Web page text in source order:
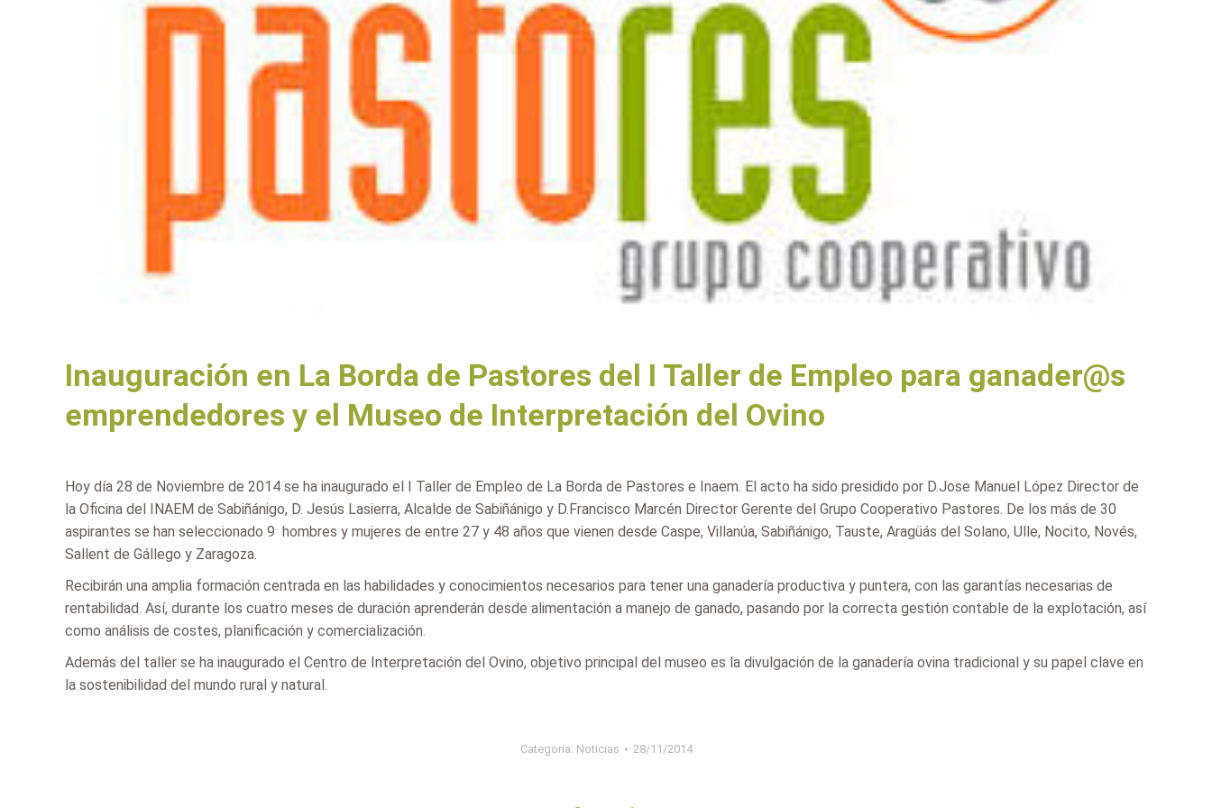
Inauguración en La Borda de Pastores del I Taller de Empleo para ganader@s
emprendedores y el Museo de Interpretación del Ovino
Hoy día 28 de Noviembre de 2014 se ha inaugurado el I Taller de Empleo de La Borda de Pastores e Inaem. El acto ha sido presidido por D.Jose Manuel López Director de
la Oficina del INAEM de Sabiñánigo, D. Jesús Lasierra, Alcalde de Sabiñánigo y D.Francisco Marcén Director Gerente del Grupo Cooperativo Pastores. De los más de 30
aspirantes se han seleccionado 9 hombres y mujeres de entre 27 y 48 años que vienen desde Caspe, Villanúa, Sabiñánigo, Tauste, Aragüás del Solano, Ulle, Nocito, Novés,
Sallent de Gállego y Zaragoza.
Recibirán una amplia formación centrada en las habilidades y conocimientos necesarios para tener una ganadería productiva y puntera, con las garantías necesarias de
rentabilidad. Así, durante los cuatro meses de duración aprenderán desde alimentación a manejo de ganado, pasando por la correcta gestión contable de la explotación, así
como análisis de costes, planificación y comercialización.
Además del taller se ha inaugurado el Centro de Interpretación del Ovino, objetivo principal del museo es la divulgación de la ganadería ovina tradicional y su papel clave en
la sostenibilidad del mundo rural y natural.
Categoria: Noticias 28/11/2014